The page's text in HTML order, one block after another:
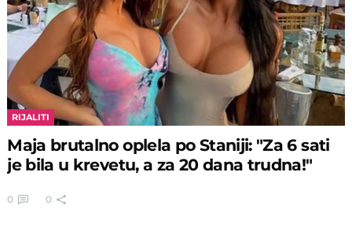
RIJALITI
Maja brutalno oplela po Staniji: "Za 6 sati
je bila u krevetu, a za 20 dana trudna!"
0 0